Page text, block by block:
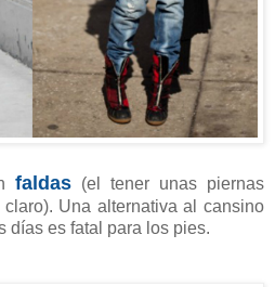
faldas (el tener unas piernas
Una alternativa al cansino
días es fatal para los pies.